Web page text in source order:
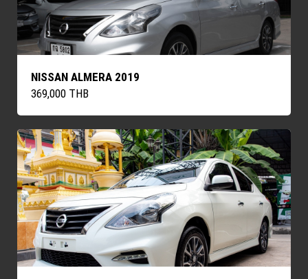
NISSAN ALMERA 2019
369,000 THB